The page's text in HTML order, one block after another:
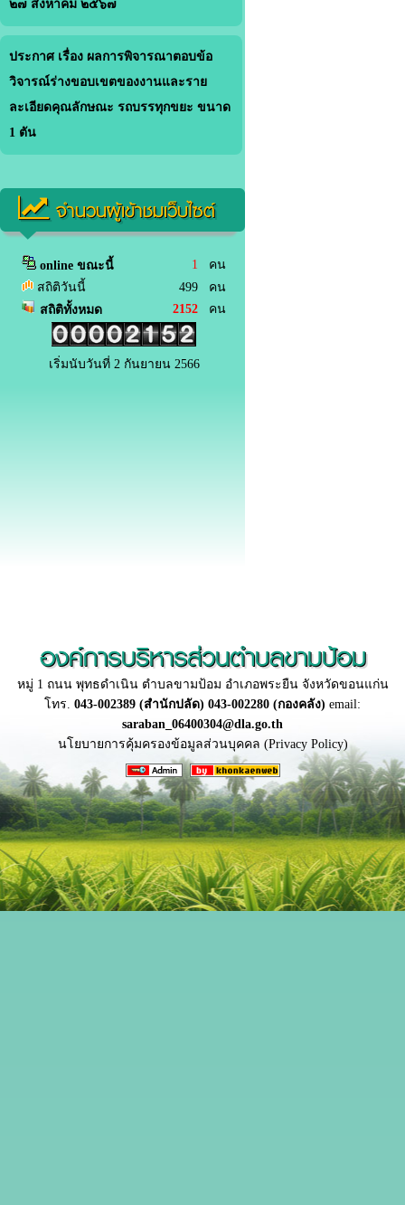
๒๗ สิงหาคม ๒๕๖๗
ประกาศ เรื่อง ผลการพิจารณาตอบข้อ
วิจารณ์ร่างขอบเขตของงานและราย
ละเอียดคุณลักษณะ รถบรรทุกขยะ ขนาด
1 ตัน
จำนวนผู้เข้าชมเว็บไซต์
online ขณะนี้ 1 คน
สถิติวันนี้
499 คน
สถิติทั้งหมด
2152 คน
เริ่มนับวันที่ 2 กันยายน 2566
องค์การบริหารส่วนตำบลขามป้อม
หมู่ 1 ถนน พุทธดำเนิน ตำบลขามป้อม อำเภอพระยืน จังหวัดขอนแก่น
โทร. 043-002389 (สำนักปลัด) 043-002280 (กองคลัง) email:
saraban_06400304@dla.go.th
นโยบายการคุ้มครองข้อมูลส่วนบุคคล (Privacy Policy)